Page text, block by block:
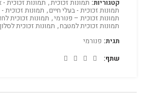
קטגוריות: תמונות זכוכית, תמונות זכוכית
תמונות זכוכית - בעלי חיים, תמונות זכוכית -
תמונות זכוכית – פנורמי, תמונות זכוכית
תמונות זכוכית למטבח, תמונות זכוכית לסלון
תגית: פנורמי
שתף